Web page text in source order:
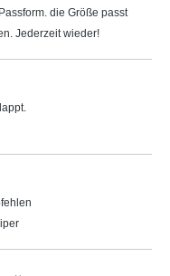
die Größe passt
Jederzeit wieder!